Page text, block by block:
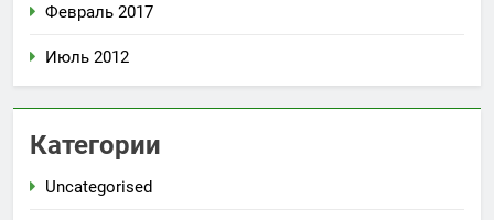
Февраль 2017
Июль 2012
Категории
Uncategorised